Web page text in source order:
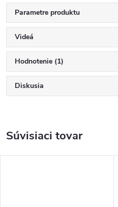
Parametre produktu
Videá
Hodnotenie (1)
Diskusia
Súvisiaci tovar